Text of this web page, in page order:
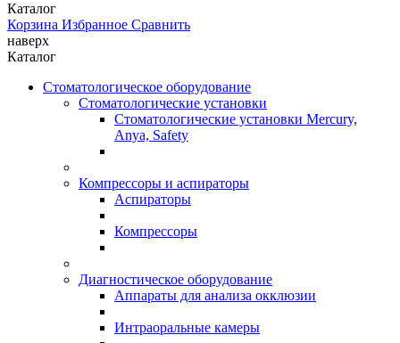
Каталог
Корзина Избранное Сравнить
наверх
Каталог
Стоматологическое оборудование
Стоматологические установки
Стоматологические установки Mercury,
Anya, Safety
Компрессоры и аспираторы
Аспираторы
Компрессоры
Диагностическое оборудование
Аппараты для анализа окклюзии
Интраоральные камеры